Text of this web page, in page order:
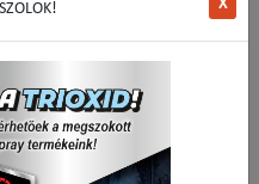
X